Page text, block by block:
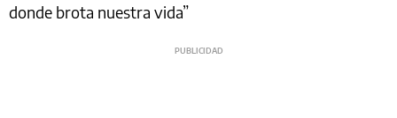
donde brota nuestra vida”